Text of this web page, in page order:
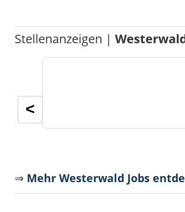
Stellenanzeigen |
<
⇒ Mehr Westerwald Jobs